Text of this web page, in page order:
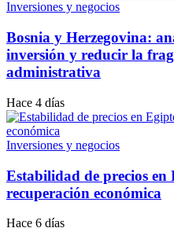
Inversiones y negocios
Bosnia y Herzegovina:
inversión y reducir la
administrativa
Hace 4 días
Inversiones y negocios
Estabilidad de precios en
recuperación económica
Hace 6 días